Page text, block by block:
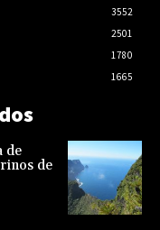
3552
2501
1780
1665
de
de